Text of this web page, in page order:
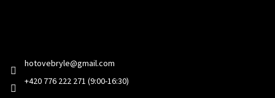
hotovebryle@gmail.com
+420 776 222 271 (9:00-16:30)